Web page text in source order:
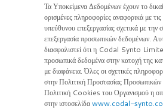
Τα Υποκείμενα Δεδομένων έχουν το
ορισμένες πληροφορίες αναφορικά με
υπεύθυνου επεξεργασίας σχετικά με την
επεξεργασία προσωπικών δεδομένων.
διασφαλιστεί ότι η Codal Synto
προσωπικά δεδομένα στην κατοχή της
με διαφάνεια. Όλες οι σχετικές
στην Πολιτική Προστασίας
Πολιτική Cookies του Οργανισμού η
στην ιστοσελίδαwww.codal-